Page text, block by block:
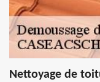
Nettoyage de